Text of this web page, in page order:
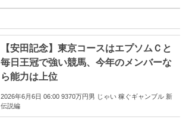
【安田記念】東京コースはエプソムＣと
毎日王冠で強い競馬、今年のメンバーな
ら能力は上位
2026年6月6日 06:00 9370万円男 じゃい 稼ぐギャンブル 新
伝説編